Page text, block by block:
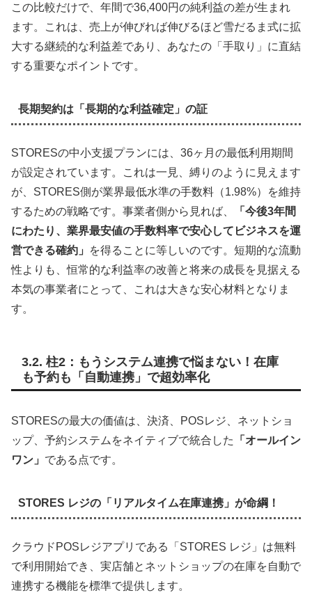
この比較だけで、年間で36,400円の純利益の差が生まれ
ます。これは、売上が伸びれば伸びるほど雪だるま式に拡
大する継続的な利益差であり、あなたの「手取り」に直結
する重要なポイントです。
長期契約は「長期的な利益確定」の証
STORESの中小支援プランには、36ヶ月の最低利用期間
が設定されています。これは一見、縛りのように見えます
が、STORES側が業界最低水準の手数料（1.98%）を維持
するための戦略です。事業者側から見れば、
「今後3年間
にわたり、業界最安値の手数料率で安心してビジネスを運
営できる確約」
を得ることに等しいのです。短期的な流動
性よりも、恒常的な利益率の改善と将来の成長を見据える
本気の事業者にとって、これは大きな安心材料となりま
す。
3.2. 柱2：もうシステム連携で悩まない！在庫
も予約も「自動連携」で超効率化
STORESの最大の価値は、決済、POSレジ、ネットショ
ップ、予約システムをネイティブで統合した
「オールイン
ワン」 である点です。
STORES レジの「リアルタイム在庫連携」が命綱！
クラウドPOSレジアプリである「STORES レジ」は無料
で利用開始でき、実店舗とネットショップの在庫を自動で
連携する機能を標準で提供します。